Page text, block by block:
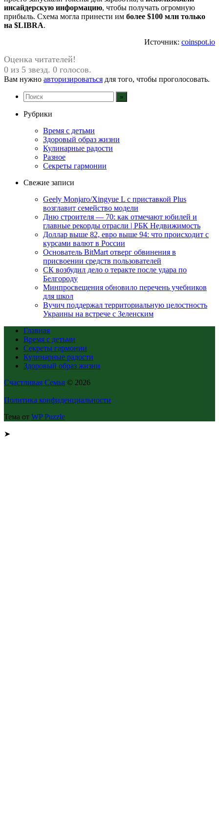
инсайдерскую информацию, чтобы получать огромную
прибыль. Схема могла принести им более $100 млн только
на $LIBRA.
Источник: coinspot.io
Оценка читателей!
0 из 5 звезд. 0 голосов.
Вам нужно авторизироваться для того, чтобы проголосовать.
Рубрики
Время с детьми
Здоровый образ жизни
Кулинарные радости
Разное
Секреты гармонии
Свежие записи
Geely Monjaro/Xingyue L с приставкой Plus
возглавит семейство модели
Дню строителя — 70: как отмечают юбилей и
главные рекорды отрасли | РБК Недвижимость
Доллар выше 82, евро выше 94: что происходит с
курсами валют в России
Основатель BitMart отверг обвинения в
присвоении средств пользователей
СК возбудил дело о теракте после удара по
Белгороду
Минпросвещения обновило перечень учебников
для школ
Вучич поддержал территориальную целостность
Украины на встрече с Зеленским
Главная
Время с детьми
Секреты гармонии
Кулинарные радости
Здоровый образ жизни
Счастливая Семья © 2026
Политика конфиденциальности
Тема от WP Puzzle
➤